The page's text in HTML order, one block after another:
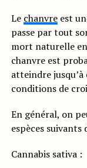
Le chanvreest
passe par tout
mort naturelle en
chanvre est
atteindre
conditions de
En général, on
espèces suivants
Cannabis sativa :